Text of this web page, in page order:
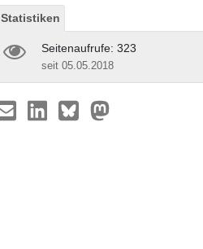
Statistiken
Seitenaufrufe: 323
seit 05.05.2018